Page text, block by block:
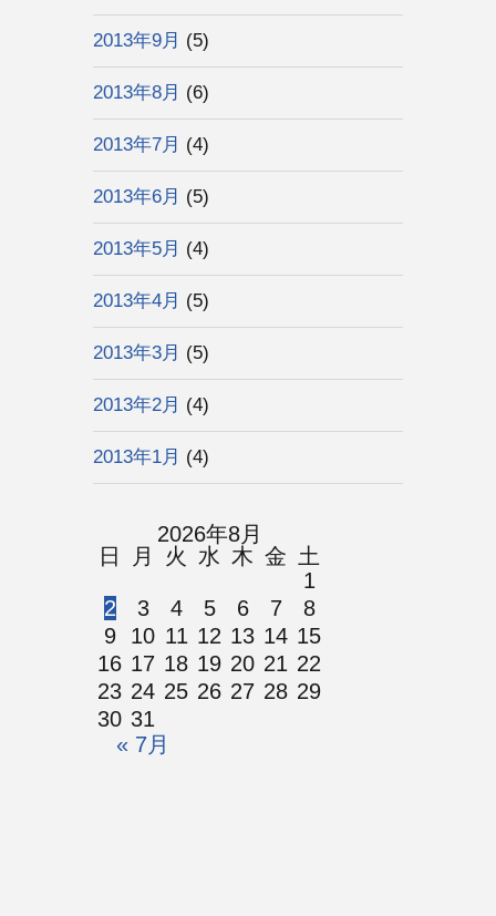
2013年9月 (5)
2013年8月 (6)
2013年7月 (4)
2013年6月 (5)
2013年5月 (4)
2013年4月 (5)
2013年3月 (5)
2013年2月 (4)
2013年1月 (4)
2026年8月
日
月 火 水 木 金 土
« 7月
1
2
3 4 5 6 7
8
9
10 11 12 13 14 15
16 17 18 19 20 21 22
23 24 25 26 27 28 29
30 31